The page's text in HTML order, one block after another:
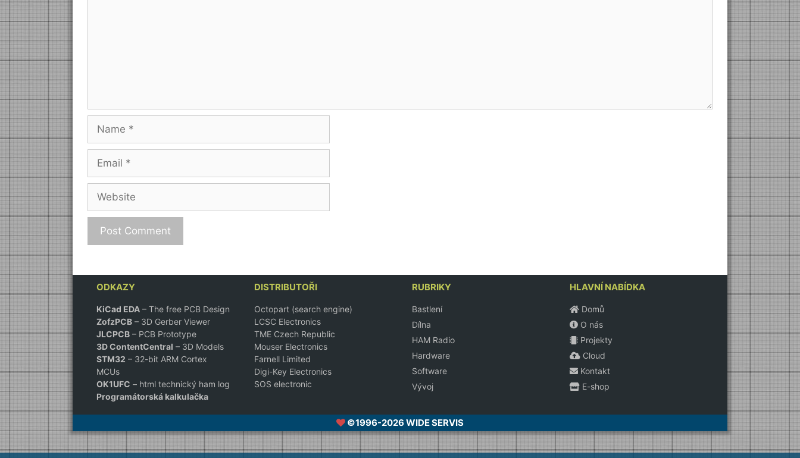
ODKAZY
KiCad EDA – The free PCB Design
ZofzPCB – 3D Gerber Viewer
JLCPCB – PCB Prototype
3D ContentCentral – 3D Models
STM32 – 32-bit ARM Cortex
MCUs
OK1UFC – html technický ham log
Programátorská kalkulačka
DISTRIBUTOŘI
Octopart (search engine)
LCSC Electronics
TME Czech Republic
Mouser Electronics
Farnell Limited
Digi-Key Electronics
SOS electronic
RUBRIKY
Bastlení
Dílna
HAM Radio
Hardware
Software
Vývoj
HLAVNÍ NABÍDKA
Domů
O nás
Projekty
Cloud
Kontakt
E-shop
©1996-2026 WIDE SERVIS